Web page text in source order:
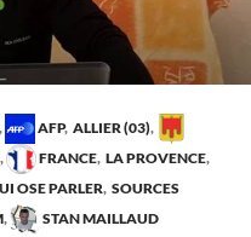
, AFP, ALLIER (03),
, FRANCE, LA PROVENCE,
OSE PARLER, SOURCES
, STAN MAILLAUD